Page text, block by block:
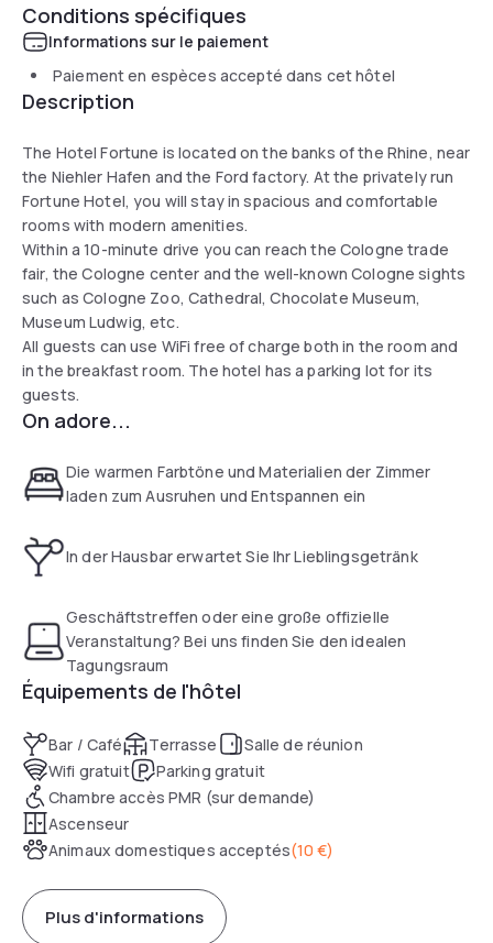
Conditions spécifiques
Informations sur le paiement
Paiement en espèces accepté dans cet hôtel
Description
The Hotel Fortune is located on the banks of the Rhine, near
the Niehler Hafen and the Ford factory. At the privately run
Fortune Hotel, you will stay in spacious and comfortable
rooms with modern amenities.
Within a 10-minute drive you can reach the Cologne trade
fair, the Cologne center and the well-known Cologne sights
such as Cologne Zoo, Cathedral, Chocolate Museum,
Museum Ludwig, etc.
All guests can use WiFi free of charge both in the room and
in the breakfast room. The hotel has a parking lot for its
guests.
On adore...
Die warmen Farbtöne und Materialien der Zimmer
laden zum Ausruhen und Entspannen ein
In der Hausbar erwartet Sie Ihr Lieblingsgetränk
Geschäftstreffen oder eine große offizielle
Veranstaltung? Bei uns finden Sie den idealen
Tagungsraum
Équipements de l'hôtel
Bar / Café Terrasse
Salle de réunion
Wifi gratuit
Parking gratuit
Chambre accès PMR (sur demande)
Ascenseur
Animaux domestiques acceptés(10 €)
Plus d'informations